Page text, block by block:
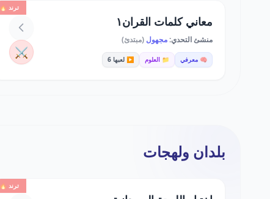
ترند 🔥
معاني كلمات القران١
منشئ التحدي:مجهول (مبتدئ)
🧠 معرفي 📁 العلوم ▶️ لعبها 6 ⚔️
بلدان ولهجات
ترند 🔥